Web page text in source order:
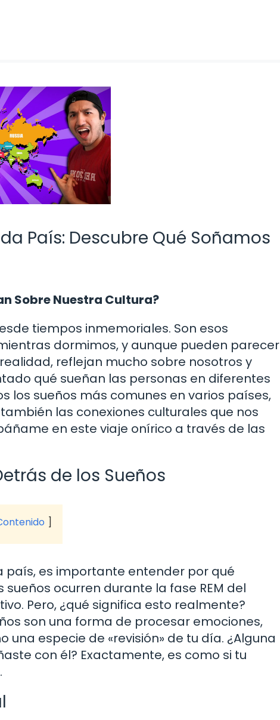
País: Descubre Qué Soñamos
Sobre Nuestra Cultura?
tiempos inmemoriales. Son esos
dormimos, y aunque pueden parecer
reflejan mucho sobre nosotros y
qué sueñan las personas en diferentes
los sueños más comunes en varios países,
las conexiones culturales que nos
en este viaje onírico a través de las
de los Sueños
país, es importante entender por qué
ocurren durante la fase REM del
Pero, ¿qué significa esto realmente?
son una forma de procesar emociones,
una especie de «revisión» de tu día. ¿Alguna
con él? Exactamente, es como si tu